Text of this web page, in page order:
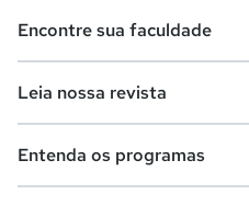
Cursos técnicos
Encontre sua faculdade
Comunidade Quero
Leia nossa revista
Entenda os programas